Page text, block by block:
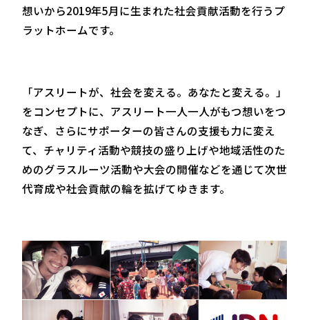
想いから2019年5月に生まれた社会貢献活動を行うプ
ラットホームです。
「アスリートが、社会を変える。あなたと変える。」
をコンセプトに、アスリート一人一人がもつ想いをつ
なぎ、さらにサポーターの皆さんの支援も力に変え
て、チャリティ活動や競技の盛り上げや地域活性のた
めのグラスルーツ活動や大会の開催などを通じて次世
代育成や社会貢献の輪を拡げてゆきます。